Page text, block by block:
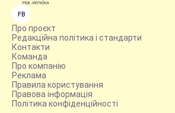
FB
Про проєкт
Редакційна політика і стандарти
Контакти
Команда
Про компанію
Реклама
Правила користування
Правова інформація
Політика конфіденційності